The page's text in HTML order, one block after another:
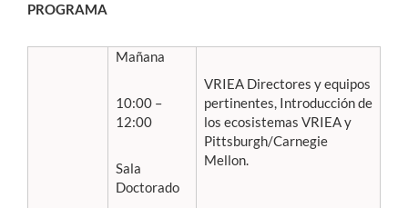
PROGRAMA
Mañana
10:00 –
12:00
Sala
Doctorado
VRIEA Directores y equipos
pertinentes, Introducción de
los ecosistemas VRIEA y
Pittsburgh/Carnegie
Mellon.